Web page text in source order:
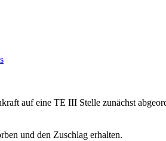
auf eine TE III Stelle zunächst
und den Zuschlag erhalten.